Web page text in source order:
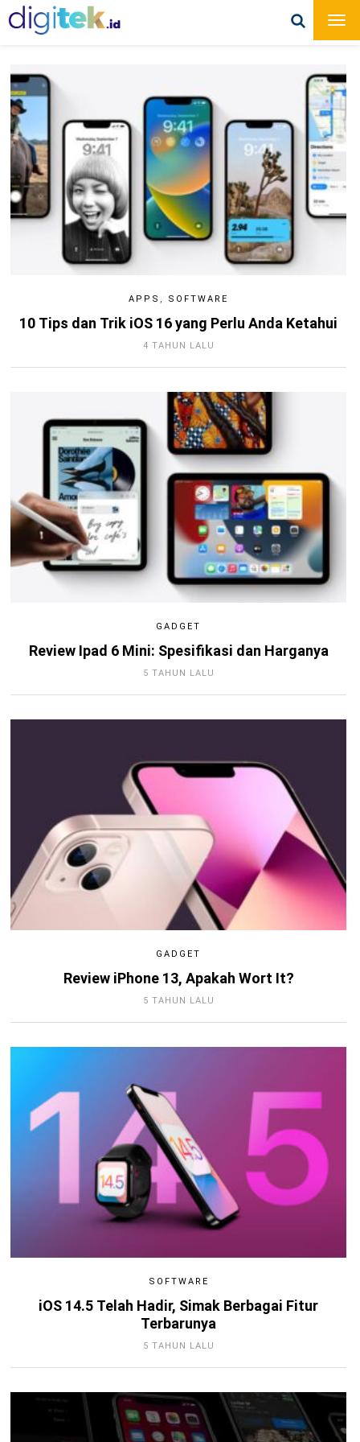
APPS , SOFTWARE
10 Tips dan Trik iOS 16 yang Perlu Anda Ketahui
4 TAHUN LALU
GADGET
Review Ipad 6 Mini: Spesifikasi dan Harganya
5 TAHUN LALU
GADGET
Review iPhone 13, Apakah Wort It?
5 TAHUN LALU
SOFTWARE
iOS 14.5 Telah Hadir, Simak Berbagai Fitur
Terbarunya
5 TAHUN LALU